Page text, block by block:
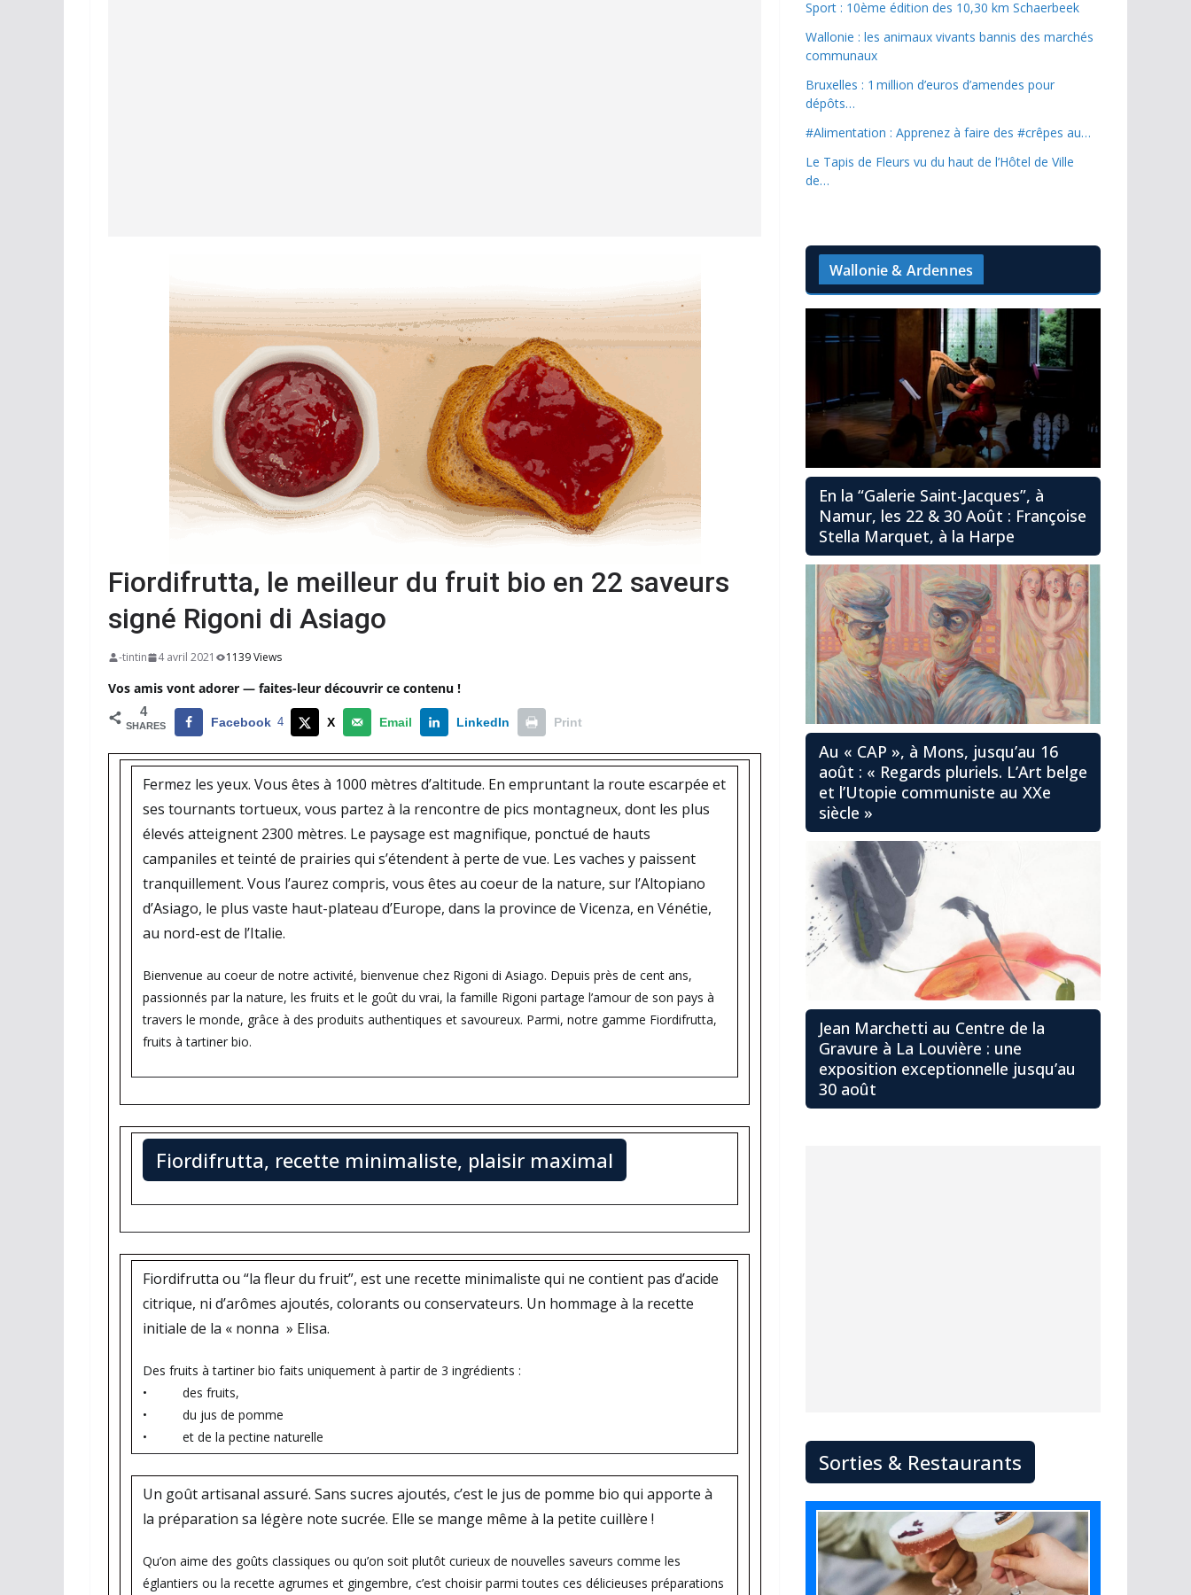
Fiordifrutta, le meilleur du fruit bio en 22 saveurs
signé Rigoni di Asiago
-tintin 4 avril 2021 1139 Views
Vos amis vont adorer — faites-leur découvrir ce contenu !
4
SHARES Facebook 4 X Email LinkedIn Print
Fermez les yeux. Vous êtes à 1000 mètres d’altitude. En empruntant la route escarpée et
ses tournants tortueux, vous partez à la rencontre de pics montagneux, dont les plus
élevés atteignent 2300 mètres. Le paysage est magnifique, ponctué de hauts
campaniles et teinté de prairies qui s’étendent à perte de vue. Les vaches y paissent
tranquillement. Vous l’aurez compris, vous êtes au coeur de la nature, sur l’Altopiano
d’Asiago, le plus vaste haut-plateau d’Europe, dans la province de Vicenza, en Vénétie,
au nord-est de l’Italie.
Bienvenue au coeur de notre activité, bienvenue chez Rigoni di Asiago. Depuis près de cent ans,
passionnés par la nature, les fruits et le goût du vrai, la famille Rigoni partage l’amour de son pays à
travers le monde, grâce à des produits authentiques et savoureux. Parmi, notre gamme Fiordifrutta,
fruits à tartiner bio.
Fiordifrutta, recette minimaliste, plaisir maximal
Fiordifrutta ou “la fleur du fruit”, est une recette minimaliste qui ne contient pas d’acide
citrique, ni d’arômes ajoutés, colorants ou conservateurs. Un hommage à la recette
initiale de la « nonna » Elisa.
Des fruits à tartiner bio faits uniquement à partir de 3 ingrédients :
• des fruits,
• du jus de pomme
• et de la pectine naturelle
Un goût artisanal assuré. Sans sucres ajoutés, c’est le jus de pomme bio qui apporte à
la préparation sa légère note sucrée. Elle se mange même à la petite cuillère !
Qu’on aime des goûts classiques ou qu’on soit plutôt curieux de nouvelles saveurs comme les
églantiers ou la recette agrumes et gingembre, c’est choisir parmi toutes ces délicieuses préparations
Sport : 10ème édition des 10,30 km Schaerbeek
Wallonie : les animaux vivants bannis des marchés
communaux
Bruxelles : 1 million d’euros d’amendes pour
dépôts…
#Alimentation : Apprenez à faire des #crêpes au…
Le Tapis de Fleurs vu du haut de l’Hôtel de Ville
de…
Wallonie & Ardennes
En la “Galerie Saint-Jacques”, à
Namur, les 22 & 30 Août : Françoise
Stella Marquet, à la Harpe
Au « CAP », à Mons, jusqu’au 16
août : « Regards pluriels. L’Art belge
et l’Utopie communiste au XXe
siècle »
Jean Marchetti au Centre de la
Gravure à La Louvière : une
exposition exceptionnelle jusqu’au
30 août
Sorties & Restaurants